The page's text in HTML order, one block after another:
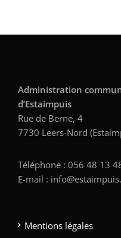
Administration
d’Estaimpuis
Rue de Berne, 4
7730 Leers-Nord
Téléphone : 056 48 13
E-mail :
Mentions légales